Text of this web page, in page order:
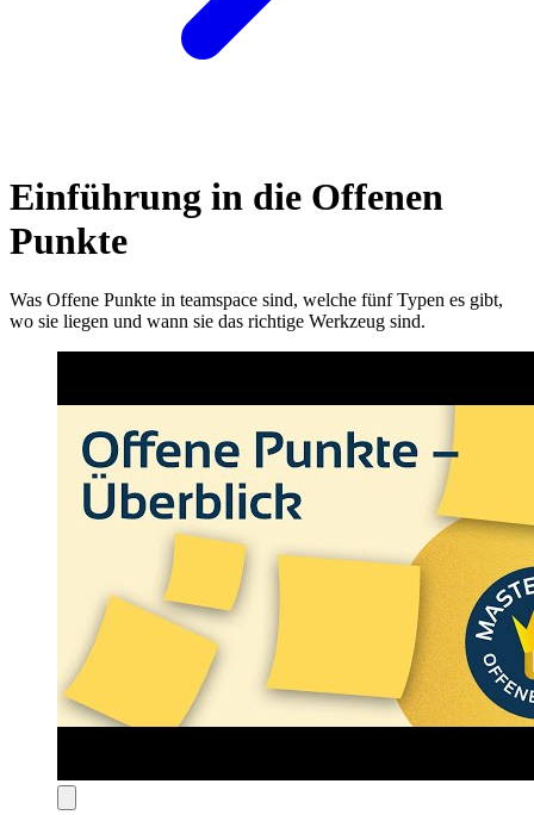
Einführung in die Offenen
Punkte
Was Offene Punkte in teamspace sind, welche fünf Typen es gibt,
wo sie liegen und wann sie das richtige Werkzeug sind.